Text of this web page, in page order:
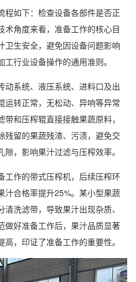
程如下：检查设备各部件是否正
术角度来看，准备工作的核心目
卫生安全，避免因设备问题影响
行业设备操作的通用准则。
动系统、液压系统、进料口及出
运转正常，无松动、异响等异常
和压榨辊直接接触果蔬原料，
残留的果蔬残渣、污渍，避免交
，影响果汁过滤与压榨效率。
工作的带式压榨机，后续压榨环
汁合格率提升25%。某小型果蔬
洗滤带，导致果汁出现杂质、
做好准备工作后，果汁品质显著
，印证了准备工作的重要性。